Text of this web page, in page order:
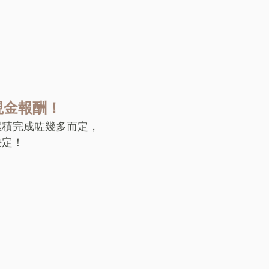
報酬！
完成咗幾多而定，
！